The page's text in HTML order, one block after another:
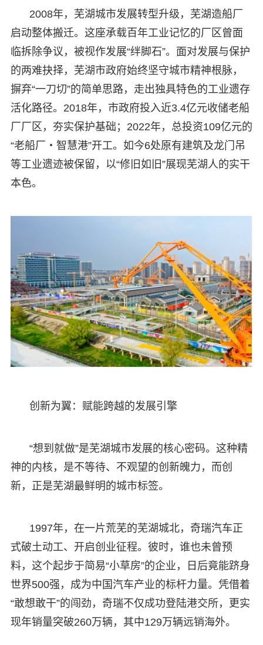
2008年，芜湖城市发展转型升级，芜湖造船厂
启动整体搬迁。这座承载百年工业记忆的厂区曾面
临拆除争议，被视作发展“绊脚石”。面对发展与保护
的两难抉择，芜湖市政府始终坚守城市精神根脉，
摒弃“一刀切”的简单思路，走出独具特色的工业遗存
活化路径。2018年，市政府投入近3.4亿元收储老船
厂厂区，夯实保护基础；2022年，总投资109亿元的
“老船厂・智慧港”开工。如今6处原有建筑及龙门吊
等工业遗迹被保留，以“修旧如旧”展现芜湖人的实干
本色。
创新为翼：赋能跨越的发展引擎
“想到就做”是芜湖城市发展的核心密码。这种精
神的内核，是不等待、不观望的创新魄力，而创
新，正是芜湖最鲜明的城市标签。
1997年，在一片荒芜的芜湖城北，奇瑞汽车正
式破土动工、开启创业征程。彼时，谁也未曾预
料，这个起步于简易“小草房”的企业，日后竟能跻身
世界500强，成为中国汽车产业的标杆力量。凭借着
“敢想敢干”的闯劲，奇瑞不仅成功登陆港交所，更实
现年销量突破260万辆，其中129万辆远销海外。